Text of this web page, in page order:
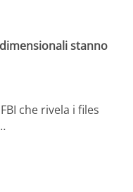
stanno
che rivela i files